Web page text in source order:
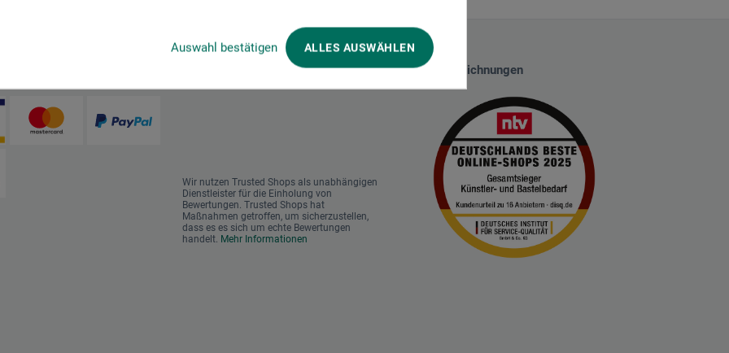
Auswahl bestätigen ALLES AUSWÄHLEN
Das sagen unsere Kunden
Wir nutzen Trusted Shops als unabhängigen
Dienstleister für die Einholung von
Bewertungen. Trusted Shops hat
Maßnahmen getroffen, um sicherzustellen,
dass es es sich um echte Bewertungen
handelt. Mehr Informationen
Auszeichnungen